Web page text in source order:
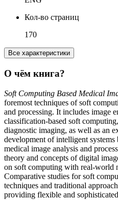
Кол-во страниц
170
Все характеристики
О чём книга?
Soft Computing Based Medical
foremost techniques of soft
and processing. It includes image
classification-based soft
diagnostic imaging, as well as an
development of intelligent
medical image analysis and
theory and concepts of digital
on soft computing with real-world
Comparative studies for soft
techniques and traditional
providing flexible and